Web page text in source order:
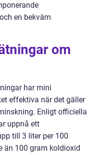
en bekväm
om
har mini
effektiva när det gäller
Enligt officiella
uppnå ett
till 3 liter per 100
än 100 gram koldioxid